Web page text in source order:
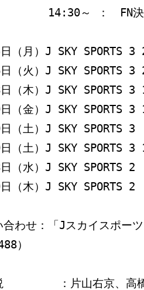
～ ：　FN決勝（
（月）J SKY SPORTS 3
（火）J SKY SPORTS 3
（木）J SKY SPORTS 3
（金）J SKY SPORTS 3
（土）J SKY SPORTS
（土）J SKY SPORTS 3
（水）J SKY SPORTS
（木）J SKY SPORTS
合わせ：「Jスカイスポー
）
　　　　：片山右京、高